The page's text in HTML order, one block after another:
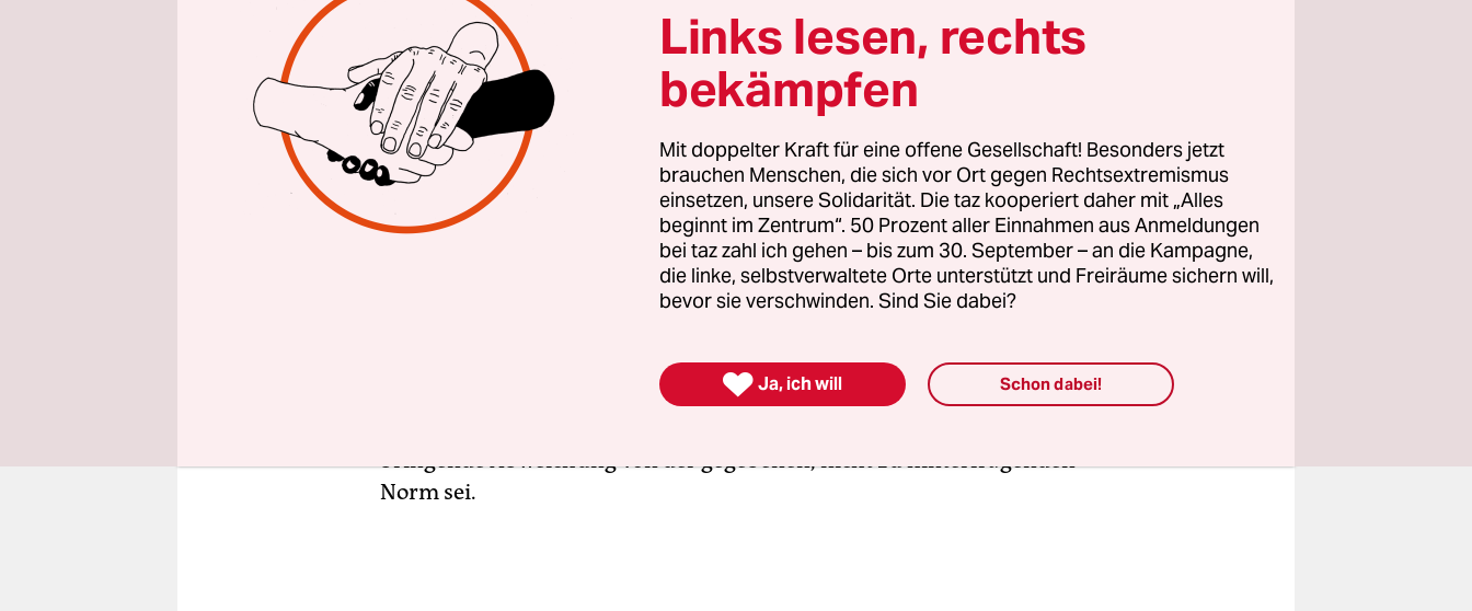
im Frühjahr erst erfuhr, als diese ein "Christival" unter
Schirmherrschaft der Familienministerin Ursula von der Leyen
veranstalteten, das allerdings in die Kritik geriet, weil dort auch Kuren
für schwule Männer anberaumt wurden. Zur Heilung von ihrer
Homosexualität. Angeboten von Christenmenschen, die sich nicht als
böse Chirurgen der Psyche verstehen, sondern als gute Ratgeber für
wirre, fehlgeleitete Seelen.
ummiert man die psychotherapeutische Literatur bis zu den
mittleren Siebzigerjahren, so existierte bis dahin kein Ansatz, der
Menschen, die das erwünschte Ziel - fortpflanzungsorientierte
Heterosexualität - verfehlen. Sämtliche Schulen waren sich einig, dass
bringende Abweichung von der gegebenen, nicht zu hinterfragenden
Norm sei.
Links lesen, rechts
bekämpfen
Mit doppelter Kraft für eine offene Gesellschaft! Besonders jetzt
brauchen Menschen, die sich vor Ort gegen Rechtsextremismus
einsetzen, unsere Solidarität. Die taz kooperiert daher mit „Alles
beginnt im Zentrum“. 50 Prozent aller Einnahmen aus Anmeldungen
bei taz zahl ich gehen – bis zum 30. September – an die Kampagne,
die linke, selbstverwaltete Orte unterstützt und Freiräume sichern will,
bevor sie verschwinden. Sind Sie dabei?
 Ja, ich will Schon dabei!